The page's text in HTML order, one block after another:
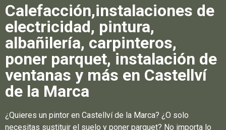
Calefacción,instalaciones de
electricidad, pintura,
albañilería, carpinteros,
poner parquet, instalación de
ventanas y más en Castellví
de la Marca
¿Quieres un pintor en Castellví de la Marca? ¿O solo
necesitas sustituir el suelo y poner parquet? No importa lo